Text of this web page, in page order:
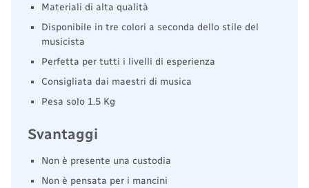
Materiali di alta qualità
Disponibile in tre colori a seconda dello stile del
musicista
Perfetta per tutti i livelli di esperienza
Consigliata dai maestri di musica
Pesa solo 1.5 Kg
Svantaggi
Non è presente una custodia
Non è pensata per i mancini